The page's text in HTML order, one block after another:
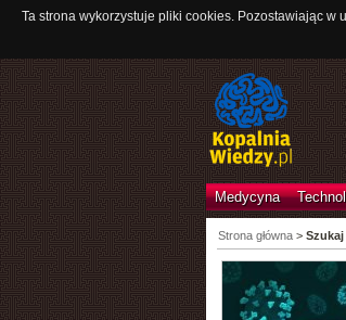
Ta strona wykorzystuje pliki cookies. Pozostawiając
Medycyna
Strona główna>